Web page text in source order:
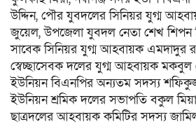
উদ্দিন, পৌর যুবদলের সিনিয়র যুগ্ম
জুয়েল, উপজেলা যুবদল নেতা শেখ শিপন
সাবেক সিনিয়র যুগ্ম আহবায়ক এমদাদুর
স্বেচ্ছাসেবক দলের যুগ্ম আহবায়ক
ইউনিয়ন বিএনপির অন্যতম সদস্য
ইউনিয়ন শ্রমিক দলের সভাপতি বকুল
ছাত্রদলের আহবায়ক কমিটির সদস্য